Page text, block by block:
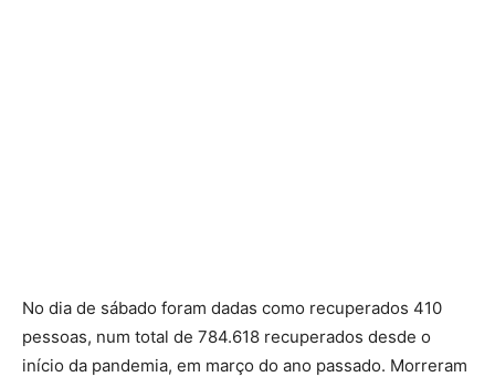
No dia de sábado foram dadas como recuperados 410
pessoas, num total de 784.618 recuperados desde o
início da pandemia, em março do ano passado. Morreram